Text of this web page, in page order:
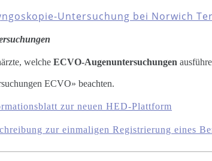
Untersuchung bei Norwich
welche ECVO-Augenuntersuchungen
ECVO» beachten.
zur neuen HED-Plattform
zur einmaligen Registrierung eines